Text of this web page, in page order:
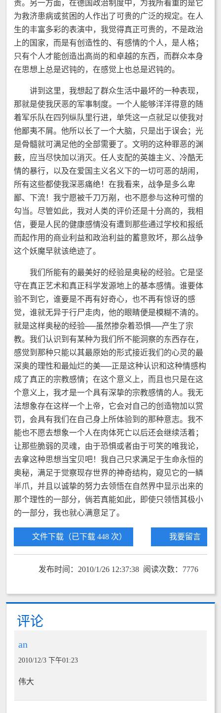
责。另一方面，在德国政治制度中，为我所看重的是它
为救济患病或贫困的人作出了可贵的广泛的规定。在人
生的丰富多彩的表演中，我觉得真正可贵的，不是政治
上的国家，而是有创造性的、有感情的个人，是人格；
只有个人才能创造出高尚的和卓越的东西，而群众本身
在思想上总是迟钝的，在感觉上也总是迟钝的。
讲到这里，我想起了群众生活中最坏的一种表现，
那就是使我厌恶的军事制度。一个人能够洋洋得意的随
着军乐队在四列纵队里行进，单凭这一点就足以使我对
他鄙夷不屑。他所以长了一个大脑，只是出于误会；光
是骨髓就可满足他的全部需要了。文明的这种罪恶的渊
薮，应当尽快加以消灭。任人支配的英雄主义、冷酷无
情的暴行，以及在爱国主义名义下的一切可恶的胡闹，
所有这些都使我深恶痛绝！在我看来，战争是多么卑
鄙、下流！我宁愿被千刀万剐，也不愿参与这种可憎的
勾当。尽管如此，我对人类的评价还是十分高的，我相
信，要是人民的健康感情没有遭到那些通过学校和报纸
而起作用的商业利益和政治利益的蓄意败坏，那么战争
这个妖魔早就该绝迹了。
我们所能有的最美好的经验是奥秘的经验。它是坚
守在真正艺术和真正科学发源地上的基本感情。谁要体
验不到它，谁要是不再有好奇心，也不再有惊讶的感
觉，谁就无异于行尸走肉，他的眼睛便是模糊不清的。
就是这样奥秘的经验──虽然掺杂着恐惧──产生了宗
教。我们认识到有某种为我们所不能洞察的东西存在，
感觉到那种只能以其最原始的形式接近我们的心灵的最
深奥的理性和最灿烂的美──正是这种认识和这种情感构
成了真正的宗教感情；在这个意义上，而且也只是在这
个意义上，我才是一个具有深挚的宗教感情的人。我无
法想象存在这样一个上帝，它会对自己的创造物加以赏
罚，会具有我们在自己身上所体验到的那种意志。我不
能也不愿去想象一个人在肉体死亡以后还会继续活着；
让那些脆弱的灵魂，由于恐惧或者由于可笑的唯我论，
去拿这种思想当宝贝吧！我自己只求满足于生命永恒的
奥秘，满足于觉察现存世界的神奇结构，窥见它的一鳞
半爪，并且以诚挚的努力去领悟在自然界中显示出来的
那个理性的一部分，倘若真能如此，即使只领悟其极小
的一部分，我也就心满意足了。
文件下载（已下载 448 次） 我要留言
发布时间：2010/1/26 12:37:38 阅读次数：7776
评论
an
2010/12/3 下午01:23
伟大